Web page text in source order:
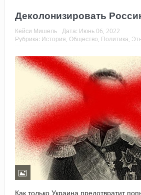
Деколонизировать
Кейси Мишель Дата: Июнь 06, 2022
Рубрика: История, Общество, Политика,
Как только Украина предотвратит